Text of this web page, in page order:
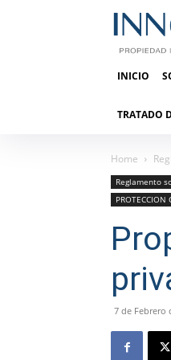
INICIO
TRATADO
Home
Reglamento
PROTECCION
7 de Febrero